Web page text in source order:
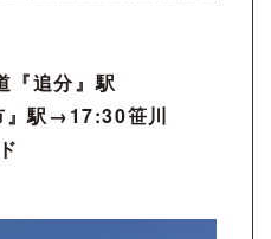
『追分』駅
駅→17:30笹川